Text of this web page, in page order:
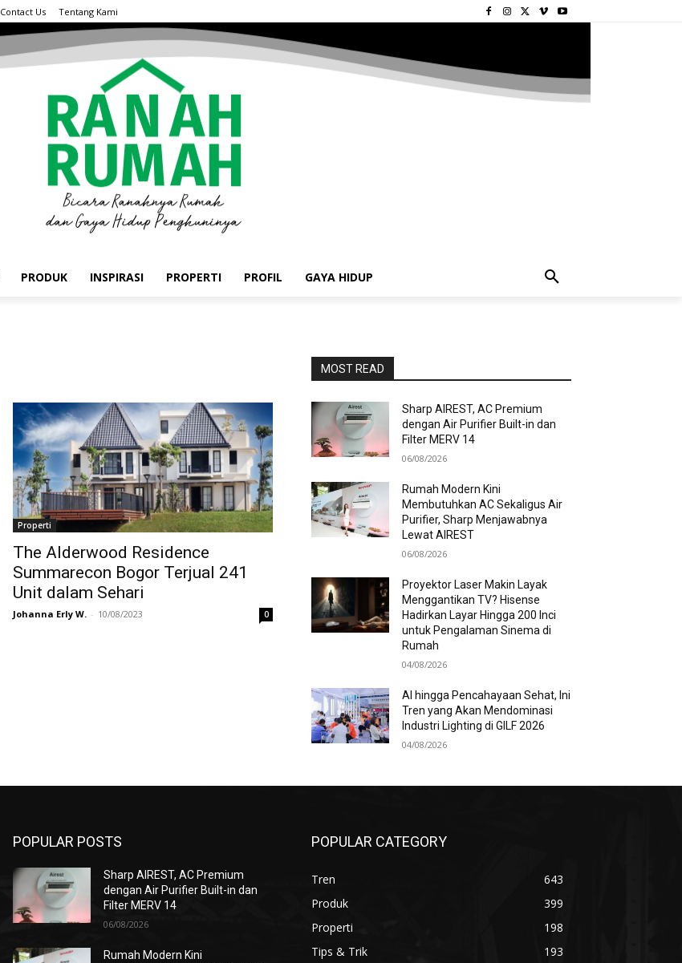
Contact Us Tentang Kami
PRODUK INSPIRASI PROPERTI PROFIL GAYA HIDUP
Properti
The Alderwood Residence
Summarecon Bogor Terjual 241
Unit dalam Sehari
Johanna Erly W. - 10/08/2023 0
MOST READ
Sharp AIREST, AC Premium
dengan Air Purifier Built-in dan
Filter MERV 14
06/08/2026
Rumah Modern Kini
Membutuhkan AC Sekaligus Air
Purifier, Sharp Menjawabnya
Lewat AIREST
06/08/2026
Proyektor Laser Makin Layak
Menggantikan TV? Hisense
Hadirkan Layar Hingga 200 Inci
untuk Pengalaman Sinema di
Rumah
04/08/2026
AI hingga Pencahayaan Sehat, Ini
Tren yang Akan Mendominasi
Industri Lighting di GILF 2026
04/08/2026
POPULAR POSTS
Sharp AIREST, AC Premium
dengan Air Purifier Built-in dan
Filter MERV 14
06/08/2026
Rumah Modern Kini
POPULAR CATEGORY
Tren
643
Produk
399
Properti
198
Tips & Trik
193